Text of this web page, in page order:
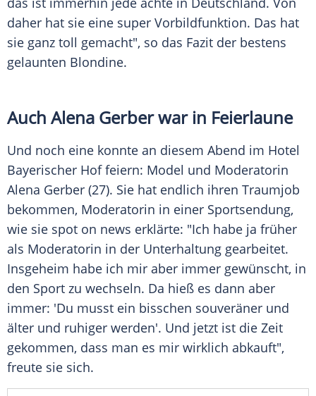
daher hat sie eine super Vorbildfunktion. Das hat
sie ganz toll gemacht", so das Fazit der bestens
gelaunten Blondine.
Auch Alena Gerberwar in Feierlaune
Und noch eine konnte an diesem Abend im Hotel
Bayerischer Hoffeiern: Model und Moderatorin
Alena Gerber (27). Sie hat endlich ihren Traumjob
bekommen, Moderatorin in einer Sportsendung,
wie sie spot on news erklärte: "Ich habe ja früher
als Moderatorin in der Unterhaltung gearbeitet.
Insgeheim habe ich mir aber immer gewünscht, in
den Sport zu wechseln. Da hieß es dann aber
immer: 'Du musst ein bisschen souveräner und
älter und ruhiger werden'. Und jetzt ist die Zeit
gekommen, dass man es mir wirklich abkauft",
freute sie sich.